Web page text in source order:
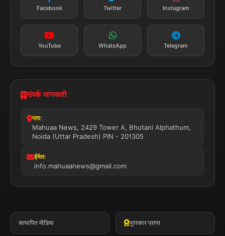
सब्सक्राइब करें
Facebook Twitter Instagram
YouTube WhatsApp Telegram
संपर्क जानकारी
पता:
Mahuaa News, 2429 Tower A, Bhutani Alphathum,
Noida (Uttar Pradesh) PIN - 201305
ईमेल:
info.mahuaanews@gmail.com
सत्यापित मीडिया पुरस्कार प्राप्त